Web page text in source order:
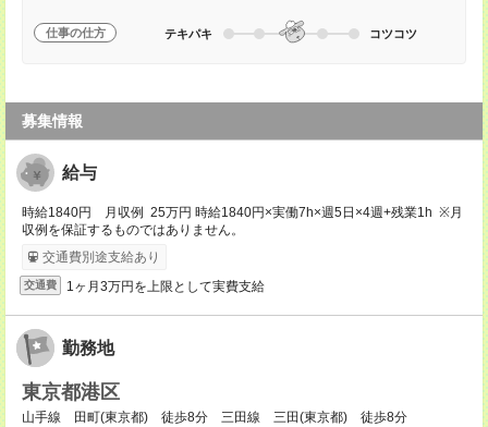
仕事の仕方 テキパキ コツコツ
募集情報
給与
時給1840円 月収例 25万円 時給1840円×実働7h×週5日×4週+残業1h ※月
収例を保証するものではありません。
交通費別途支給あり
交通費 1ヶ月3万円を上限として実費支給
勤務地
東京都港区
山手線 田町(東京都) 徒歩8分 三田線 三田(東京都) 徒歩8分